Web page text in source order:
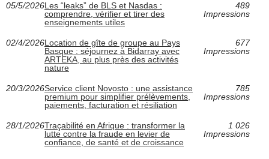
05/5/2026Les “leaks” de BLS et Nasdas :
comprendre, vérifier et tirer des
enseignements utiles
489
Impressions
02/4/2026Location de gîte de groupe au Pays
Basque : séjournez à Bidarray avec
ARTEKA, au plus près des activités
nature
677
Impressions
20/3/2026Service client Novosto : une assistance
premium pour simplifier prélèvements,
paiements, facturation et résiliation
785
Impressions
28/1/2026Traçabilité en Afrique : transformer la
lutte contre la fraude en levier de
confiance, de santé et de croissance
1 026
Impressions